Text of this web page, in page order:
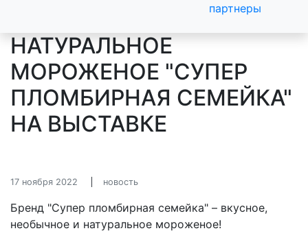
партнеры
НАТУРАЛЬНОЕ
МОРОЖЕНОЕ "СУПЕР
ПЛОМБИРНАЯ СЕМЕЙКА"
НА ВЫСТАВКЕ
17 ноября 2022 новость
Бренд "Супер пломбирная семейка" – вкусное,
необычное и натуральное мороженое!